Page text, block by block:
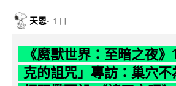
天恩 1 日
《魔獸世界：至暗之夜
克的詛咒」專訪：巢穴